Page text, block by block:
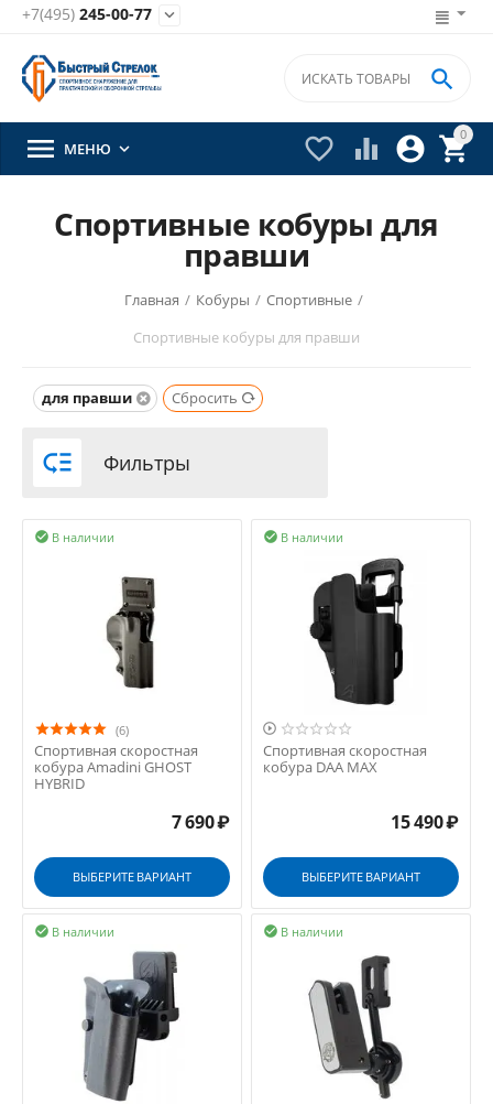
+7(495) 245-00-77 
0


 

 МЕНЮ 
Спортивные кобуры для
правши
Главная / Кобуры / Спортивные /
Спортивные кобуры для правши
для правши Сбросить
 Фильтры
В наличии

(6)
Спортивная скоростная
кобура Amadini GHOST
HYBRID
7 690₽
ВЫБЕРИТЕ ВАРИАНТ
В наличии


Спортивная скоростная
кобура DAA MAX
15 490₽
ВЫБЕРИТЕ ВАРИАНТ
В наличии
 В наличии
